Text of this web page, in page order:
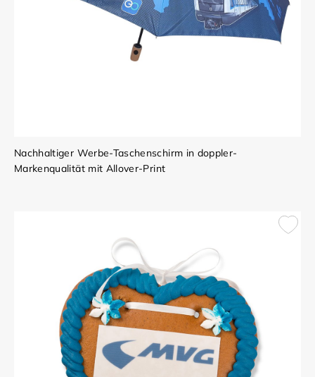
Nachhaltiger Werbe-Taschenschirm in doppler-
Markenqualität mit Allover-Print